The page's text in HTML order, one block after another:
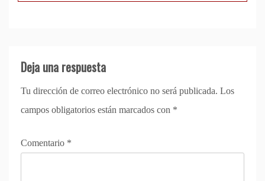
Deja una respuesta
Tu dirección de correo electrónico no será publicada. Los
campos obligatorios están marcados con *
Comentario *